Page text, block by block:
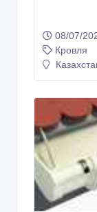
08/07/
Кровля